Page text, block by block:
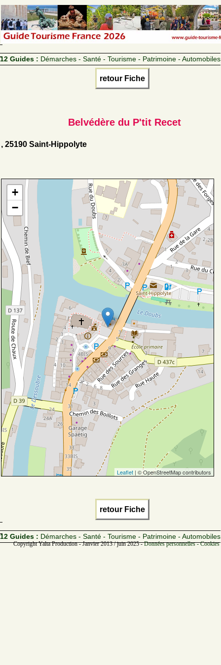
12 Guides : Démarches - Santé - Tourisme - Patrimoine - Automobiles
retour Fiche
Belvédère du P'tit Recet
, 25190 Saint-Hippolyte
+
−
Leaflet | © OpenStreetMap contributors
retour Fiche
12 Guides : Démarches - Santé - Tourisme - Patrimoine - Automobiles
Copyright Yalta Production - Janvier 2013 / juin 2025 -Données personnelles -